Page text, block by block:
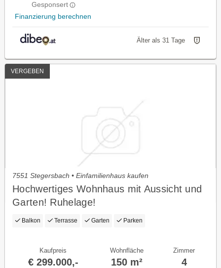
Gesponsert
Finanzierung berechnen
Älter als 31 Tage
VERGEBEN
7551 Stegersbach • Einfamilienhaus kaufen
Hochwertiges Wohnhaus mit Aussicht und
Garten! Ruhelage!
Balkon Terrasse Garten Parken
Kaufpreis
€ 299.000,-
Wohnfläche
150 m²
Zimmer
4